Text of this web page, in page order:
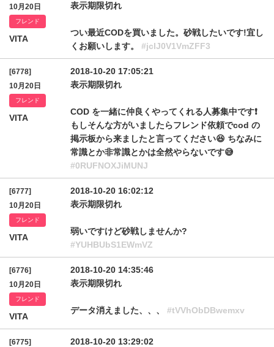
10月20日
フレンド
VITA
表示期限切れ
つい最近CODを買いました。砂戦したいです!宜し
くお願いします。 #jclJ0V1VmZFF3
[6778]
10月20日
フレンド
VITA
2018-10-20 17:05:21
表示期限切れ
COD を一緒に仲良くやってくれる人募集中です❗
もしそんな方がいましたらフレンド依頼でcod の
掲示板から来ましたと言ってください😆 ちなみに
常識とか非常識とかは全然やらないです😅
#0RUFNOXJiMUNJ
[6777]
10月20日
フレンド
VITA
2018-10-20 16:02:12
表示期限切れ
弱いですけど砂戦しませんか?
#YUHBUbS1EWmVZ
[6776]
10月20日
フレンド
VITA
2018-10-20 14:35:46
表示期限切れ
データ消えました、、、 #tVVhObDBwemxv
[6775]
2018-10-20 13:29:02